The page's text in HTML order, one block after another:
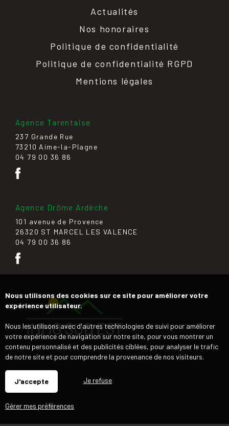
Actualités
Nos honoraires
Politique de confidentialité
Politique de confidentialité RGPD
Mentions légales
Agence Tarentaise
237 Grande Rue
73210 Aime-la-Plagne
04 79 00 36 86
Agence Drôme Ardèche
101 avenue de Provence
26320 ST MARCEL LES VALENCE
04 79 00 36 86
Nous utilisons des cookies sur ce site pour améliorer votre
expérience utilisateur.
Nous les utilisons avec d'autres technologies de suivi pour améliorer
votre expérience de navigation sur notre site, pour vous montrer un
contenu personnalisé et des publicités ciblées, pour analyser le trafic
de notre site et pour comprendre la provenance de nos visiteurs.
J'accepte Je refuse
Gérer mes préférences